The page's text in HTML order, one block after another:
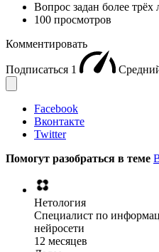
Вопрос задан более трёх
100 просмотров
Комментировать
Подписаться 1
Facebook
Вконтакте
Twitter
Помогут разобраться в теме
Нетология
Специалист по
нейросети
12 месяцев